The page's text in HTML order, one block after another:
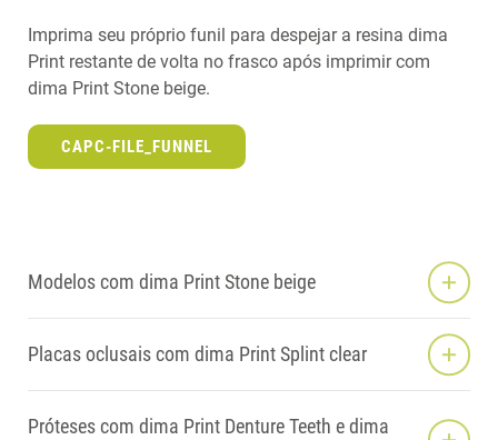
Imprima seu próprio funil para despejar a resina dima
Print restante de volta no frasco após imprimir com
dima Print Stone beige.
CAPC-FILE_FUNNEL
Modelos com dima Print Stone beige
Placas oclusais com dima Print Splint clear
Próteses com dima Print Denture Teeth e dima